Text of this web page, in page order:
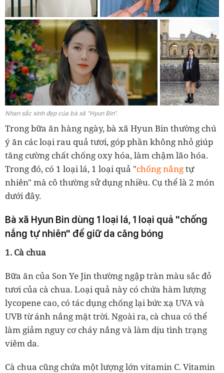
Nhan sắc xinh đẹp của bà xã "Hyun Bin".
Trong bữa ăn hàng ngày, bà xã Hyun Bin thường chú
ý ăn các loại rau quả tươi, góp phần không nhỏ giúp
tăng cường chất chống oxy hóa, làm chậm lão hóa.
Trong đó, có 1 loại lá, 1 loại quả "chống nắngtự
nhiên" mà cô thường sử dụng nhiều. Cụ thể là 2 món
dưới đây.
Bà xã Hyun Bin dùng 1 loại lá, 1 loại quả "chống
nắng tự nhiên" để giữ da căng bóng
1. Cà chua
Bữa ăn của Son Ye Jin thường ngập tràn màu sắc đỏ
tươi của cà chua. Loại quả này có chứa hàm lượng
lycopene cao, có tác dụng chống lại bức xạ UVA và
UVB từ ánh nắng mặt trời. Ngoài ra, cà chua có thể
làm giảm nguy cơ cháy nắng và làm dịu tình trạng
viêm da.
Cà chua cũng chứa một lượng lớn vitamin C. Vitamin